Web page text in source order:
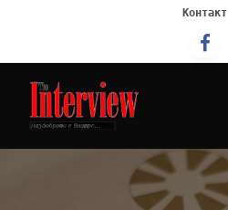
Контакт
Интервју